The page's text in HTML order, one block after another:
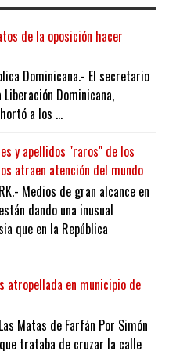
de la oposición hacer
Dominicana.- El secretario
Dominicana,
a los ...
y apellidos "raros" de los
atraen atención del mundo
Medios de gran alcance en
dando una inusual
que en la República
atropellada en municipio de
Matas de Farfán Por Simón
trataba de cruzar la calle